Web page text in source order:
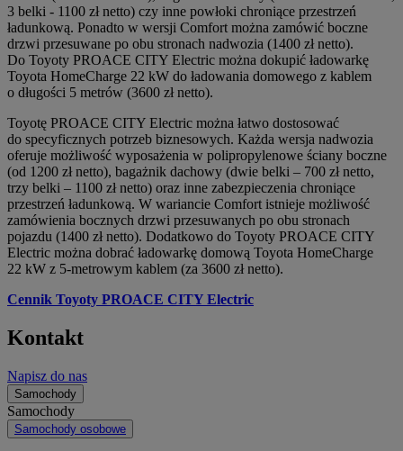
3 belki - 1100 zł netto) czy inne powłoki chroniące przestrzeń
ładunkową. Ponadto w wersji Comfort można zamówić boczne
drzwi przesuwane po obu stronach nadwozia (1400 zł netto).
Do Toyoty PROACE CITY Electric można dokupić ładowarkę
Toyota HomeCharge 22 kW do ładowania domowego z kablem
o długości 5 metrów (3600 zł netto).
Toyotę PROACE CITY Electric można łatwo dostosować
do specyficznych potrzeb biznesowych. Każda wersja nadwozia
oferuje możliwość wyposażenia w polipropylenowe ściany boczne
(od 1200 zł netto), bagażnik dachowy (dwie belki – 700 zł netto,
trzy belki – 1100 zł netto) oraz inne zabezpieczenia chroniące
przestrzeń ładunkową. W wariancie Comfort istnieje możliwość
zamówienia bocznych drzwi przesuwanych po obu stronach
pojazdu (1400 zł netto). Dodatkowo do Toyoty PROACE CITY
Electric można dobrać ładowarkę domową Toyota HomeCharge
22 kW z 5-metrowym kablem (za 3600 zł netto).
Cennik Toyoty PROACE CITY Electric
Kontakt
Napisz do nas
Samochody
Samochody
Samochody osobowe